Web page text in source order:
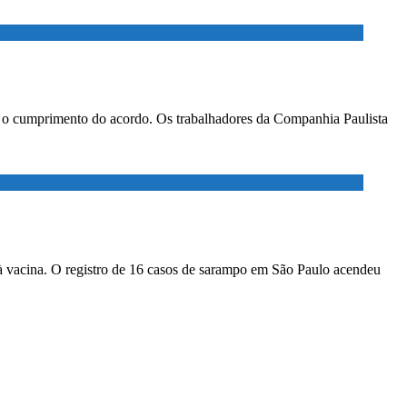
cumprimento do acordo. Os trabalhadores da Companhia Paulista
O registro de 16 casos de sarampo em São Paulo acendeu